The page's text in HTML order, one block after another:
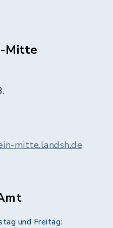
Mitte
mitte.landsh.de
und Freitag: